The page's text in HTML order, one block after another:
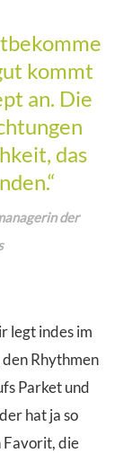
kommt
an. Die
das
der
legt indes im
Rhythmen
Parket und
hat ja so
Favorit, die